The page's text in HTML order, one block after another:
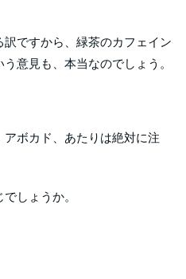
ですから、緑茶のカフェイン
意見も、本当なのでしょう。
ボカド、あたりは絶対に注
しょうか。